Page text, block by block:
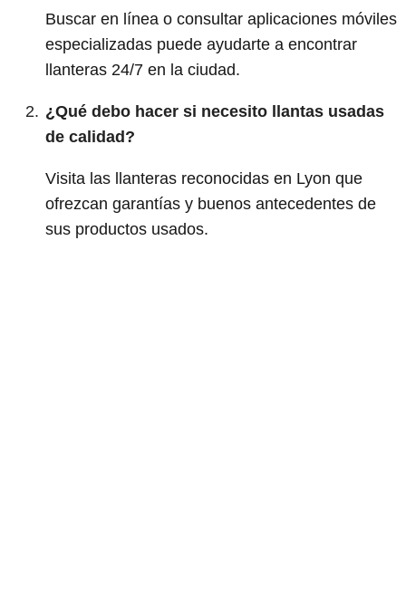
Buscar en línea o consultar aplicaciones móviles
especializadas puede ayudarte a encontrar
llanteras 24/7 en la ciudad.
¿Qué debo hacer si necesito llantas usadas
de calidad?
Visita las llanteras reconocidas en Lyon que
ofrezcan garantías y buenos antecedentes de
sus productos usados.